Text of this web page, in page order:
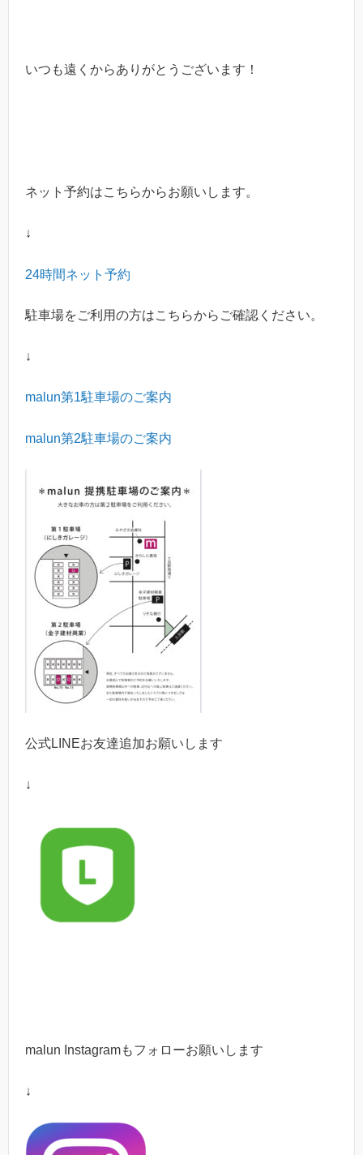
いつも遠くからありがとうございます！
ネット予約はこちらからお願いします。
↓
24時間ネット予約
駐車場をご利用の方はこちらからご確認ください。
↓
malun第1駐車場のご案内
malun第2駐車場のご案内
公式LINEお友達追加お願いします
↓
malun Instagramもフォローお願いします
↓